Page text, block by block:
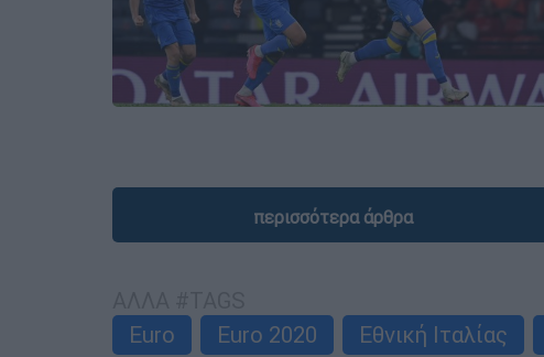
περισσότερα άρθρα
Euro
Euro 2020 Εθνική Ιταλίας